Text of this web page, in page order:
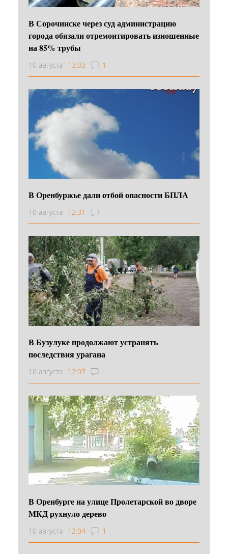
В Сорочинске через суд администрацию
города обязали отремонтировать изношенные
на 85% трубы
10 августа 13:03 1
В Оренбуржье дали отбой опасности БПЛА
10 августа 12:31
В Бузулуке продолжают устранять
последствия урагана
10 августа 12:07
В Оренбурге на улице Пролетарской во дворе
МКД рухнуло дерево
10 августа 12:04 1